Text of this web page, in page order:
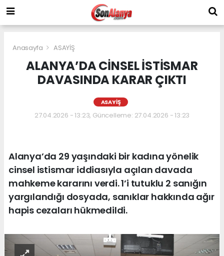
Anasayfa ASAYİŞ
ALANYA’DA CİNSEL İSTİSMAR
DAVASINDA KARAR ÇIKTI
ASAYİŞ
27.04.2026 - 13:23, Güncelleme: 27.04.2026 - 13:23
Alanya’da 29 yaşındaki bir kadına yönelik
cinsel istismar iddiasıyla açılan davada
mahkeme kararını verdi. 1’i tutuklu 2 sanığın
yargılandığı dosyada, sanıklar hakkında ağır
hapis cezaları hükmedildi.